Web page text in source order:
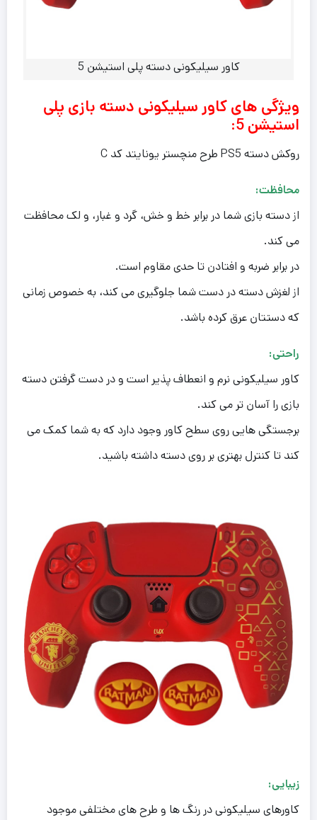
کاور سیلیکونی دسته پلی استیشن 5
ویژگی های کاور سیلیکونی دسته بازی پلی
استیشن 5:
روکش دسته PS5 طرح منچستر یونایتد کد C
محافظت:
از دسته بازی شما در برابر خط و خش، گرد و غبار، و لک محافظت
می کند.
در برابر ضربه و افتادن تا حدی مقاوم است.
از لغزش دسته در دست شما جلوگیری می کند، به خصوص زمانی
که دستتان عرق کرده باشد.
راحتی:
کاور سیلیکونی نرم و انعطاف پذیر است و در دست گرفتن دسته
بازی را آسان تر می کند.
برجستگی هایی روی سطح کاور وجود دارد که به شما کمک می
کند تا کنترل بهتری بر روی دسته داشته باشید.
زیبایی:
کاورهای سیلیکونی در رنگ ها و طرح های مختلفی موجود